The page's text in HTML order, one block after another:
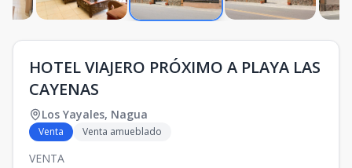
HOTEL VIAJERO PRÓXIMO A PLAYA LAS
CAYENAS
Los Yayales, Nagua
Venta Venta amueblado
VENTA